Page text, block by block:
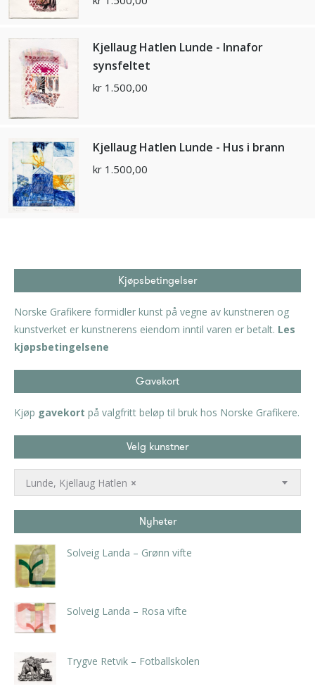
Kjellaug Hatlen Lunde - Innafor
synsfeltet
kr 1.500,00
Kjellaug Hatlen Lunde - Hus i brann
kr 1.500,00
Kjøpsbetingelser
Norske Grafikere formidler kunst på vegne av kunstneren og
kunstverket er kunstnerens eiendom inntil varen er betalt. Les
kjøpsbetingelsene
Gavekort
Kjøp gavekort på valgfritt beløp til bruk hos Norske Grafikere.
Velg kunstner
×
Lunde, Kjellaug Hatlen
Nyheter
Solveig Landa – Grønn vifte
Solveig Landa – Rosa vifte
Trygve Retvik – Fotballskolen